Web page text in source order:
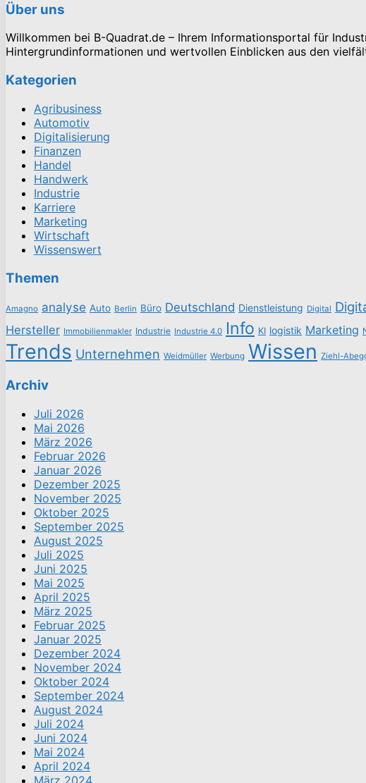
Über uns
Willkommen bei B-Quadrat.de – Ihrem Informationsportal für
Hintergrundinformationen und wertvollen Einblicken aus den
Kategorien
Agribusiness
Automotiv
Digitalisierung
Finanzen
Handel
Handwerk
Industrie
Karriere
Marketing
Wirtschaft
Wissenswert
Themen
Amagno analyse Auto Berlin Büro Deutschland Dienstleistung Digital
Hersteller Immobilienmakler Industrie Industrie 4.0 Info KI logistik Marketing
Trends Unternehmen Weidmüller Werbung Wissen Ziehl-
Archiv
Juli 2026
Mai 2026
März 2026
Februar 2026
Januar 2026
Dezember 2025
November 2025
Oktober 2025
September 2025
August 2025
Juli 2025
Juni 2025
Mai 2025
April 2025
März 2025
Februar 2025
Januar 2025
Dezember 2024
November 2024
Oktober 2024
September 2024
August 2024
Juli 2024
Juni 2024
Mai 2024
April 2024
März 2024